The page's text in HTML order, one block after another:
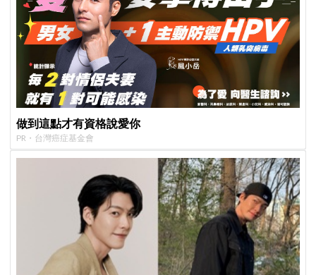
做到這點才有資格說愛你
PR・台灣癌症基金會